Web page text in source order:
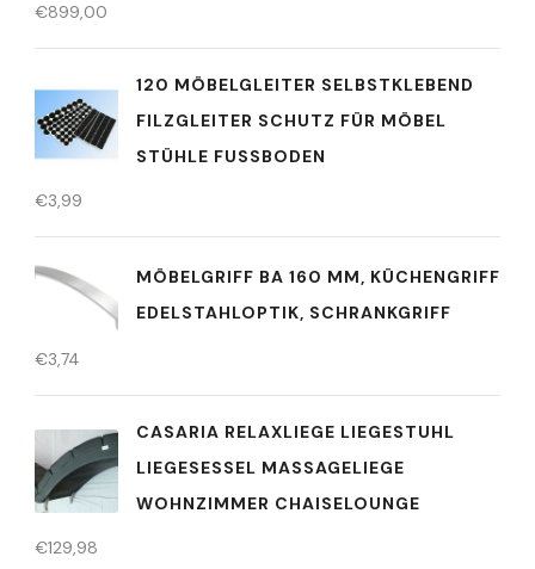
€899,00
120 MÖBELGLEITER SELBSTKLEBEND
FILZGLEITER SCHUTZ FÜR MÖBEL
STÜHLE FUSSBODEN
€3,99
MÖBELGRIFF BA 160 MM, KÜCHENGRIFF
EDELSTAHLOPTIK, SCHRANKGRIFF
€3,74
CASARIA RELAXLIEGE LIEGESTUHL
LIEGESESSEL MASSAGELIEGE
WOHNZIMMER CHAISELOUNGE
€129,98